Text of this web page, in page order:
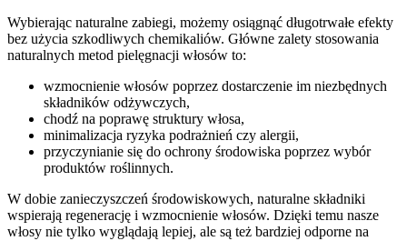
Wybierając naturalne zabiegi, możemy osiągnąć długotrwałe efekty
bez użycia szkodliwych chemikaliów. Główne zalety stosowania
naturalnych metod pielęgnacji włosów to:
wzmocnienie włosów poprzez dostarczenie im niezbędnych
składników odżywczych,
chodź na poprawę struktury włosa,
minimalizacja ryzyka podrażnień czy alergii,
przyczynianie się do ochrony środowiska poprzez wybór
produktów roślinnych.
W dobie zanieczyszczeń środowiskowych, naturalne składniki
wspierają regenerację i wzmocnienie włosów. Dzięki temu nasze
włosy nie tylko wyglądają lepiej, ale są też bardziej odporne na